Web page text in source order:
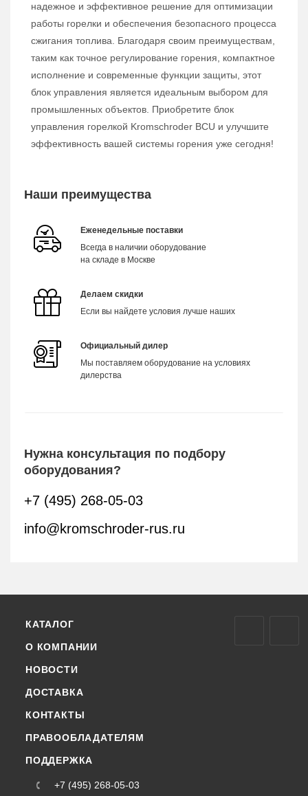
надежное и эффективное решение для оптимизации
работы горелки и обеспечения безопасного процесса
сжигания топлива. Благодаря своим преимуществам,
таким как точное регулирование горения, компактное
исполнение и современные функции защиты, этот
блок управления является идеальным выбором для
промышленных объектов. Приобретите блок
управления горелкой Kromschroder BCU и улучшите
эффективность вашей системы горения уже сегодня!
Наши преимущества
Еженедельные поставки
Всегда в наличии оборудование
на складе в Москве
Делаем скидки
Если вы найдете условия лучше наших
Официальный дилер
Мы поставляем оборудование на условиях
дилерства
Нужна консультация по подбору
оборудования?
+7 (495) 268-05-03
info@kromschroder-rus.ru
КАТАЛОГ
О КОМПАНИИ
НОВОСТИ
ДОСТАВКА
КОНТАКТЫ
ПРАВООБЛАДАТЕЛЯМ
ПОДДЕРЖКА
+7 (495) 268-05-03